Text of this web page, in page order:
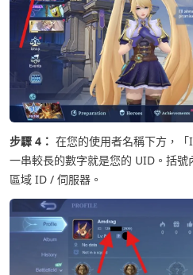
步驟 4： 在您的使用者名稱下方，
一串較長的數字就是您的 UID。括
區域 ID / 伺服器。